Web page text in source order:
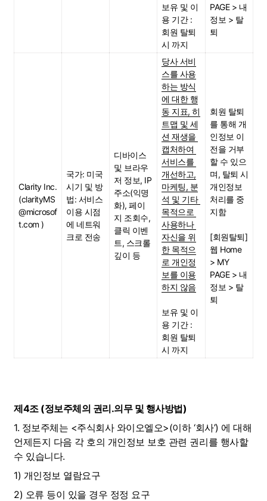
보유 및 이
용 기간 :
회원 탈퇴
시 까지
PAGE > 내
정보 > 탈
퇴
Clarity Inc.
(clarityMS
@microsof
t.com )
국가: 미국
시기 및 방
법: 서비스
이용 시점
에 네트워
크로 전송
디바이스
및 브라우
저 정보, IP
주소(익명
화), 페이
지 조회수,
클릭 이벤
트, 스크롤
깊이 등
당사 서비
스를 사용
하는 방식
에 대한 행
동 지표, 히
트맵 및 세
션 재생을
캡처하여
서비스를
개선하고,
마케팅, 분
석 및 기타
목적으로
사용하나
자신을 위
한 목적으
로 개인정
보를 이용
하지 않음
보유 및 이
용 기간 :
회원 탈퇴
시 까지
회원 탈퇴
를 통해 개
인정보 이
전을 거부
할 수 있으
며, 탈퇴 시
개인정보
처리를 중
지함
[회원탈퇴]
웹 Home
> MY
PAGE > 내
정보 > 탈
퇴
제4조 (정보주체의 권리․의무 및 행사방법)
1. 정보주체는 <주식회사 와이오엘오>(이하 ‘회사’) 에 대해
언제든지 다음 각 호의 개인정보 보호 관련 권리를 행사할
수 있습니다.
1) 개인정보 열람요구
2) 오류 등이 있을 경우 정정 요구